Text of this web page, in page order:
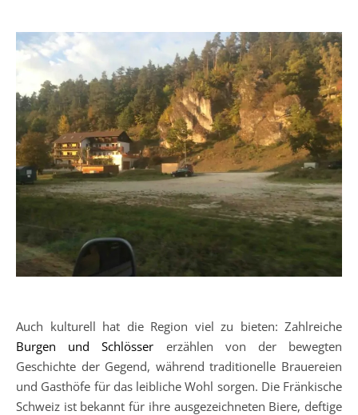
Auch kulturell hat die Region viel zu bieten: Zahlreiche
Burgen und Schlösser erzählen von der bewegten
Geschichte der Gegend, während traditionelle Brauereien
und Gasthöfe für das leibliche Wohl sorgen. Die Fränkische
Schweiz ist bekannt für ihre ausgezeichneten Biere, deftige